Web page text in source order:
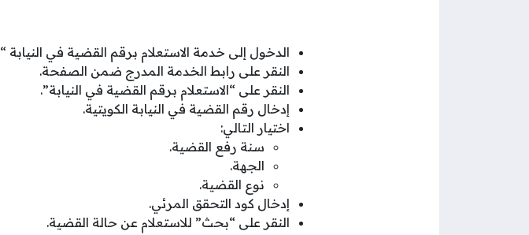
الدخول إلى خدمة الاستعلام برقم القضية في النيابة “
النقر على رابط الخدمة المدرج ضمن الصفحة.
النقر على “الاستعلام برقم القضية في النيابة”.
إدخال رقم القضية في النيابة الكويتية.
اختيار التالي:
سنة رفع القضية.
الجهة.
نوع القضية.
إدخال كود التحقق المرئي.
النقر على “بحث” للاستعلام عن حالة القضية.